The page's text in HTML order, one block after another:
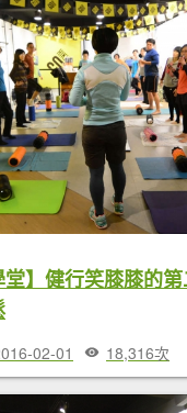
堂】健行笑膝膝的
02-01 18,316次